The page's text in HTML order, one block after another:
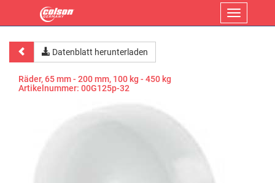
Menü
Datenblatt herunterladen
Räder, 65 mm - 200 mm, 100 kg - 450 kg
Artikelnummer: 00G125p-32